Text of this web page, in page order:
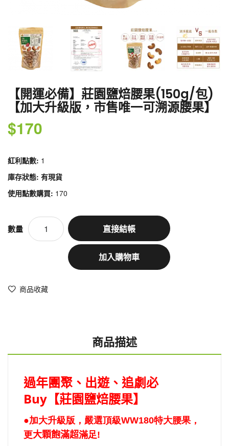
【開運必備】莊園鹽焙腰果(150g/包)
【加大升級版，市售唯一可溯源腰果】
$170
紅利點數: 1
庫存狀態: 有現貨
使用點數購買: 170
數量 直接結帳
加入購物車
商品收藏
商品描述
過年團聚、出遊、追劇必
Buy 【莊園鹽焙腰果】
●加大升級版，嚴選頂級WW180特大腰果，
更大顆飽滿超滿足!